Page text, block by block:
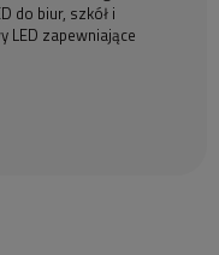
do biur, szkół i
LED zapewniające